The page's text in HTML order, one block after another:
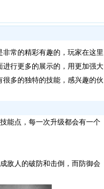
常的精彩有趣的，玩家在这里
行更多的展示的，用更加强大
多的独特的技能，感兴趣的伙
能点，每一次升级都会有一个
敌人的破防和击倒，而防御会